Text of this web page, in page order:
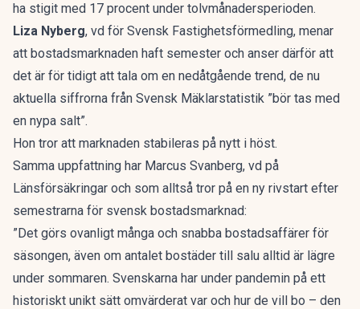
ha stigit med 17 procent under tolvmånadersperioden.
Liza Nyberg, vd för Svensk Fastighetsförmedling, menar
att bostadsmarknaden haft semester och anser därför att
det är för tidigt att tala om en nedåtgående trend, de nu
aktuella siffrorna från Svensk Mäklarstatistik ”bör tas med
en nypa salt”.
Hon tror att marknaden stabileras på nytt i höst.
Samma uppfattning har Marcus Svanberg, vd på
Länsförsäkringar och som alltså tror på en ny rivstart efter
semestrarna för svensk bostadsmarknad:
”Det görs ovanligt många och snabba bostadsaffärer för
säsongen, även om antalet bostäder till salu alltid är lägre
under sommaren. Svenskarna har under pandemin på ett
historiskt unikt sätt omvärderat var och hur de vill bo – den